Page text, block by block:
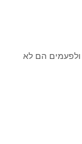
ולפעמים הם לא